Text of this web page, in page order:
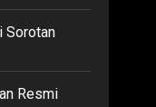
Sorotan
Resmi